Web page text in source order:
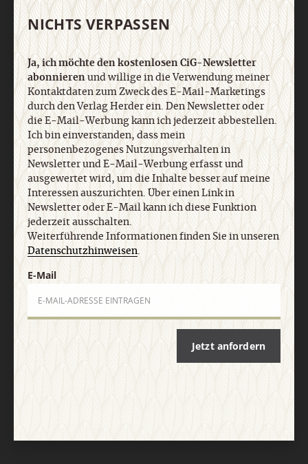
AGB und Widerrufsbelehrung Datenschutz
Barrierefreiheit
Impressum
Vertrag widerrufen Abo online kündigen
NICHTS VERPASSEN
Ja, ich möchte den kostenlosen CiG-Newsletter
abonnierenund willige in die Verwendung meiner
Kontaktdaten zum Zweck des E-Mail-Marketings
durch den Verlag Herder ein. Den Newsletter oder
die E-Mail-Werbung kann ich jederzeit abbestellen.
Ich bin einverstanden, dass mein
personenbezogenes Nutzungsverhalten in
Newsletter und E-Mail-Werbung erfasst und
ausgewertet wird, um die Inhalte besser auf meine
Interessen auszurichten. Über einen Link in
Newsletter oder E-Mail kann ich diese Funktion
jederzeit ausschalten.
Weiterführende Informationen finden Sie in unseren
Datenschutzhinweisen.
E-Mail
Jetzt anfordern